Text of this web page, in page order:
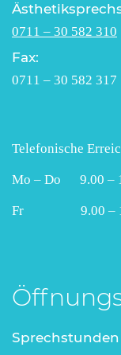
0711 – 30 582 310
Fax:
0711 – 30 582 317
Telefonische
Mo – Do 9.00 –
Fr 9.00 –